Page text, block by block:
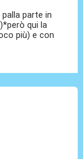
parte in
qui la
più) e con